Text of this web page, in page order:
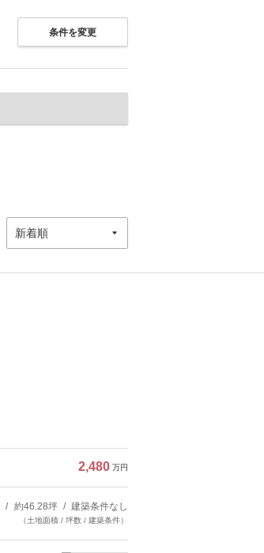
条件を変更
2,480 万円
約46.28坪 建築条件なし
（土地面積 / 坪数 / 建築条件）